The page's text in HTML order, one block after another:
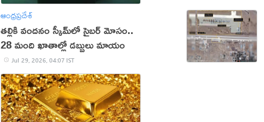
ఆంధ్రప్రదేశ్
తల్లికి వందనం స్కీమ్‌లో సైబర్ మోసం..
28 మంది ఖాతాల్లో డబ్బులు మాయం
Jul 29, 2026, 04:07 IST